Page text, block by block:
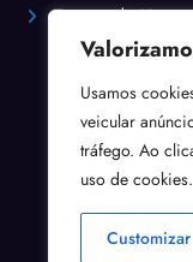
Usamos
veicular
tráfego. Ao
uso de cookies.
Customizar
Termos de Uso